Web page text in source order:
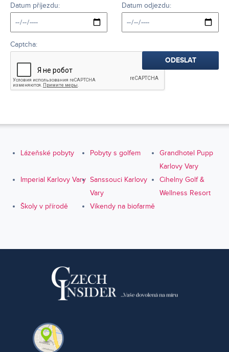
Datum příjezdu: Datum odjezdu:
Captcha:
Lázeňské pobyty Pobyty s golfem
Grandhotel Pupp
Karlovy Vary
Imperial Karlovy Vary Sanssouci Karlovy
Vary
Cihelny Golf &
Wellness Resort
Školy v přírodě
Víkendy na biofarmě